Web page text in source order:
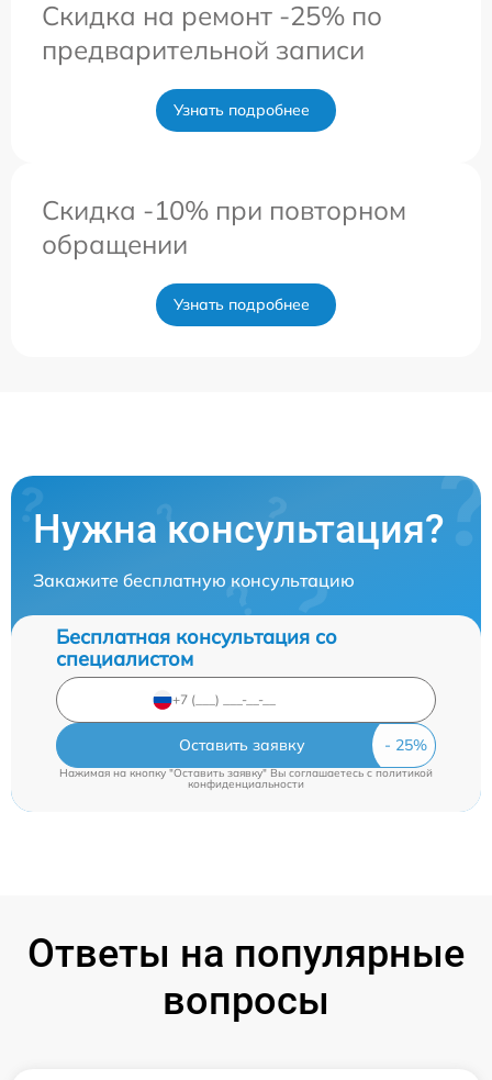
Скидка на ремонт -25% по
предварительной записи
Узнать подробнее
Скидка -10% при повторном
обращении
Узнать подробнее
Нужна консультация?
Закажите бесплатную консультацию
Бесплатная консультация со
специалистом
Оставить заявку
Нажимая на кнопку "Оставить заявку" Вы соглашаетесь cполитикой
конфиденциальности
Ответы на популярные
вопросы